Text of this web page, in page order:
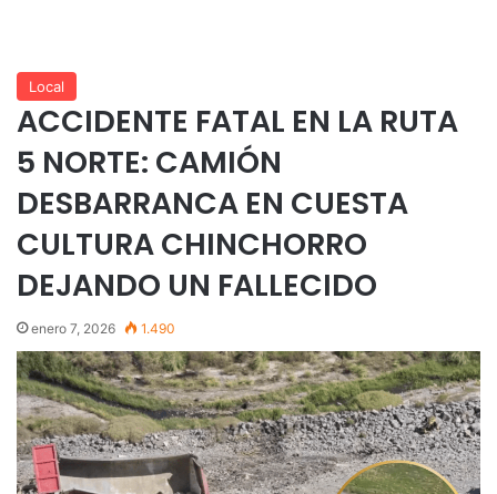
Local
ACCIDENTE FATAL EN LA RUTA
5 NORTE: CAMIÓN
DESBARRANCA EN CUESTA
CULTURA CHINCHORRO
DEJANDO UN FALLECIDO
enero 7, 2026 1.490